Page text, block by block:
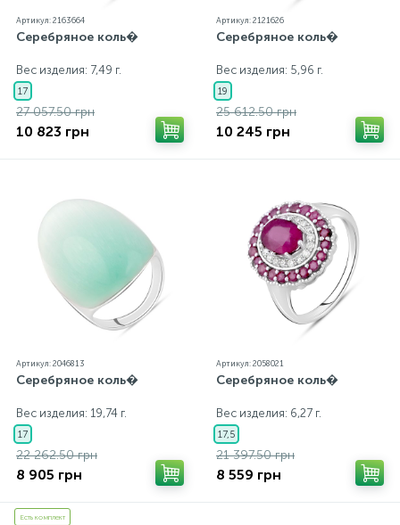
Артикул: 2163664
Серебряное коль�
Вес изделия: 7,49 г.
17
27 057.50 грн
10 823 грн
Артикул: 2121626
Серебряное коль�
Вес изделия: 5,96 г.
19
25 612.50 грн
10 245 грн
Артикул: 2046813
Серебряное коль�
Вес изделия: 19,74 г.
17
22 262.50 грн
8 905 грн
Артикул: 2058021
Серебряное коль�
Вес изделия: 6,27 г.
17,5
21 397.50 грн
8 559 грн
Есть комплект
Серебряные колье
Серебряные сувениры
Золотые серьги
Золотые цепи